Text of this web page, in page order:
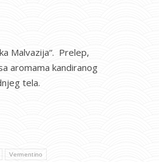
Malvazija“. Prelep,
aromama kandiranog
tela.
Vermentino